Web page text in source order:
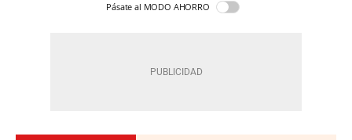
Pásate al MODO AHORRO